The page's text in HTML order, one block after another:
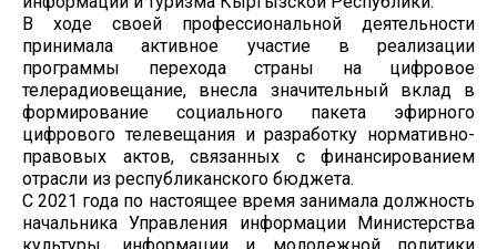
В ходе своей профессиональной деятельности
принимала активное участие в реализации
программы перехода страны на цифровое
телерадиовещание, внесла значительный вклад в
формирование социального пакета эфирного
цифрового телевещания и разработку нормативно-
правовых актов, связанных с финансированием
отрасли из республиканского бюджета.
С 2021 года по настоящее время занимала должность
начальника Управления информации Министерства